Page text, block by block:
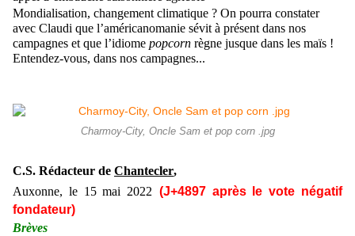
Mondialisation, changement climatique ? On pourra constater
avec Claudi que l’américanomanie sévit à présent dans nos
campagnes et que l’idiome popcorn règne jusque dans les maïs !
Entendez-vous, dans nos campagnes...
Charmoy-City, Oncle Sam et pop corn .jpg
C.S. Rédacteur de Chantecler,
Auxonne, le 15 mai 2022 (J+4897après le vote négatif
fondateur)
Brèves